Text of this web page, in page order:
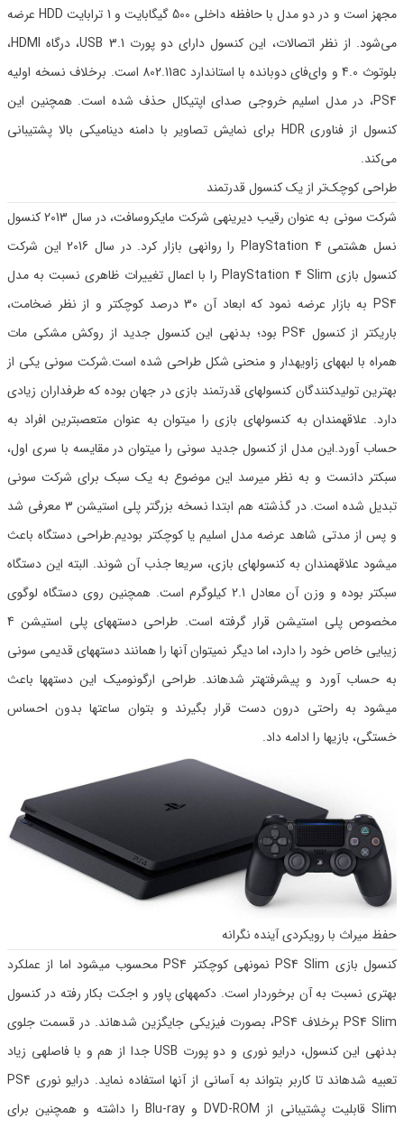
مجهز است و در دو مدل با حافظه داخلی 500 گیگابایت و 1 ترابایت HDD عرضه
می‌شود. از نظر اتصالات، این کنسول دارای دو پورت USB 3.1، درگاه HDMI،
بلوتوث 4.0 و وای‌فای دوبانده با استاندارد 802.11ac است. برخلاف نسخه اولیه
PS4، در مدل اسلیم خروجی صدای اپتیکال حذف شده است. همچنین این
کنسول از فناوری HDR برای نمایش تصاویر با دامنه دینامیکی بالا پشتیبانی
می‌کند.
طراحی کوچک‌تر از یک کنسول قدرتمند
شرکت سونی به عنوان رقیب دیرینهی شرکت مایکروسافت، در سال 2013 کنسول
نسل هشتمی PlayStation 4 را روانهی بازار کرد. در سال 2016 این شرکت
کنسول بازی PlayStation 4 Slim را با اعمال تغییرات ظاهری نسبت به مدل
PS4 به بازار عرضه نمود که ابعاد آن 30 درصد کوچکتر و از نظر ضخامت،
باریکتر از کنسول PS4 بود؛ بدنهی این کنسول جدید از روکش مشکی مات
همراه با لبههای زاویهدار و منحنی شکل طراحی شده است.شرکت سونی یکی از
بهترین تولیدکنندگان کنسولهای قدرتمند بازی در جهان بوده که طرفداران زیادی
دارد. علاقهمندان به کنسولهای بازی را میتوان به عنوان متعصبترین افراد به
حساب آورد.این مدل از کنسول جدید سونی را میتوان در مقایسه با سری اول،
سبکتر دانست و به نظر میرسد این موضوع به یک سبک برای شرکت سونی
تبدیل شده است. در گذشته هم ابتدا نسخه بزرگتر پلی استیشن 3 معرفی شد
و پس از مدتی شاهد عرضه مدل اسلیم یا کوچکتر بودیم.طراحی دستگاه باعث
میشود علاقهمندان به کنسولهای بازی، سریعا جذب آن شوند. البته این دستگاه
سبکتر بوده و وزن آن معادل 2.1 کیلوگرم است. همچنین روی دستگاه لوگوی
مخصوص پلی استیشن قرار گرفته است. طراحی دستههای پلی استیشن 4
زیبایی خاص خود را دارد، اما دیگر نمیتوان آنها را همانند دستههای قدیمی سونی
به حساب آورد و پیشرفتهتر شدهاند. طراحی ارگونومیک این دستهها باعث
میشود به راحتی درون دست قرار بگیرند و بتوان ساعتها بدون احساس
خستگی، بازیها را ادامه داد.
حفظ میراث با رویکردی آینده نگرانه
کنسول بازی PS4 Slim نمونهی کوچکتر PS4 محسوب میشود اما از عملکرد
بهتری نسبت به آن برخوردار است. دکمههای پاور و اجکت بکار رفته در کنسول
PS4 Slim برخلاف PS4، بصورت فیزیکی جایگزین شدهاند. در قسمت جلوی
بدنهی این کنسول، درایو نوری و دو پورت USB جدا از هم و با فاصلهی زیاد
تعبیه شدهاند تا کاربر بتواند به آسانی از آنها استفاده نماید. درایو نوری PS4
Slim قابلیت پشتیبانی از DVD-ROM و Blu-ray را داشته و همچنین برای